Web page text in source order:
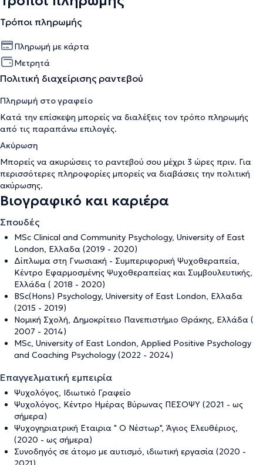
Τρόποι πληρωμής
Πληρωμή με κάρτα
Μετρητά
Πολιτική διαχείρισης ραντεβού
Πληρωμή στο γραφείο
Κατά την επίσκεψη μπορείς να διαλέξεις τον τρόπο πληρωμής
από τις παραπάνω επιλογές.
Ακύρωση
Μπορείς να ακυρώσεις το ραντεβού σου μέχρι 3 ώρες πριν. Για
περισσότερες πληροφορίες μπορείς να διαβάσεις την πολιτική
ακύρωσης.
Βιογραφικό και καριέρα
Σπουδές
MSc Clinical and Community Psychology, University of East
London, Ελλαδα (2019 - 2020)
Δίπλωμα στη Γνωσιακή - Συμπεριφορική Ψυχοθεραπεία,
Κέντρο Εφαρμοσμένης Ψυχοθεραπείας και Συμβουλευτικής,
Ελλάδα ( 2018 - 2020)
BSc(Hons) Psychology, University of East London, Ελλαδα
(2015 - 2019)
Νομική Σχολή, Δημοκρίτειο Πανεπιστήμιο Θράκης, Ελλάδα (
2007 - 2014)
MSc, University of East London, Applied Positive Psychology
and Coaching Psychology (2022 - 2024)
Επαγγελματική εμπειρία
Ψυχολόγος, Ιδιωτικό Γραφείο
Ψυχολόγος, Κέντρο Ημέρας Βύρωνας ΠΕΣΟΨΥ (2021 - ως
σήμερα)
Ψυχογηριατρική Εταιρια " Ο Νέστωρ", Άγιος Ελευθέριος,
(2020 - ως σήμερα)
Συνοδηγός σε άτομο με αυτισμό, ιδιωτική εργασία (2020 -